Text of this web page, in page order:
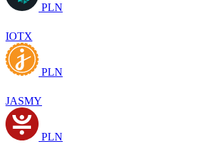
PLN
IOTX
PLN
JASMY
PLN